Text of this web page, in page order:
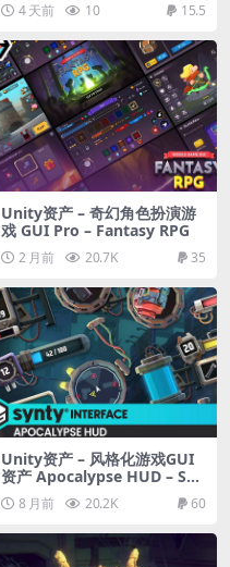
4 天前 10 15.5
Unity资产 – 奇幻角色扮演游
戏 GUI Pro – Fantasy RPG
2 月前 20.7K 35
Unity资产 – 风格化游戏GUI
资产 Apocalypse HUD – Syn
ty INTERFACE – GUI
8 月前 20.2K 60